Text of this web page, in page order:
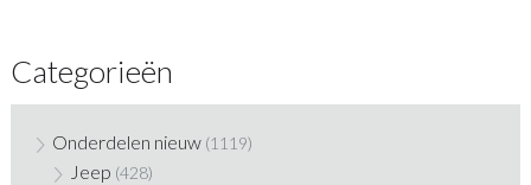
Categorieën
Onderdelen nieuw (1119)
Jeep (428)